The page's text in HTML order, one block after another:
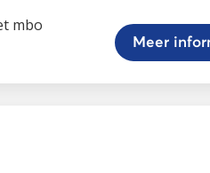
mbo
Meer